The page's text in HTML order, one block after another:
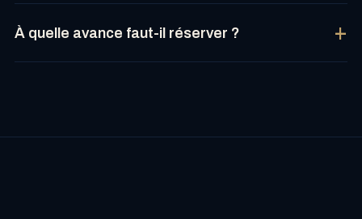
À quelle avance faut-il réserver ?